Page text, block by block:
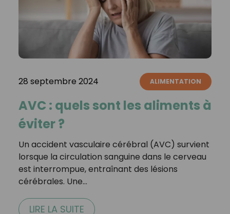
28 septembre 2024 ALIMENTATION
AVC : quels sont les aliments à
éviter ?
Un accident vasculaire cérébral (AVC) survient
lorsque la circulation sanguine dans le cerveau
est interrompue, entraînant des lésions
cérébrales. Une…
LIRE LA SUITE